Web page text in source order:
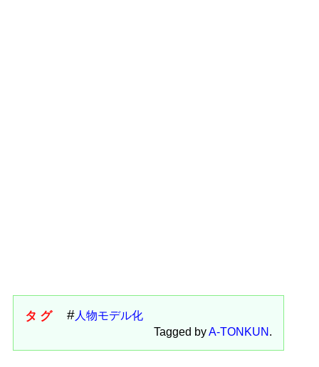
タグ
人物モデル化
Tagged byA-TONKUN .